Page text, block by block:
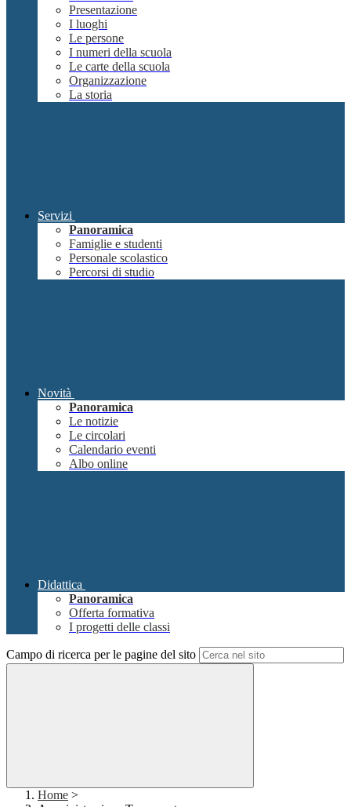
Presentazione
I luoghi
Le persone
I numeri della scuola
Le carte della scuola
Organizzazione
La storia
Servizi
Panoramica
Famiglie e studenti
Personale scolastico
Percorsi di studio
Novità
Panoramica
Le notizie
Le circolari
Calendario eventi
Albo online
Didattica
Panoramica
Offerta formativa
I progetti delle classi
Campo di ricerca per le pagine del sito
Home >